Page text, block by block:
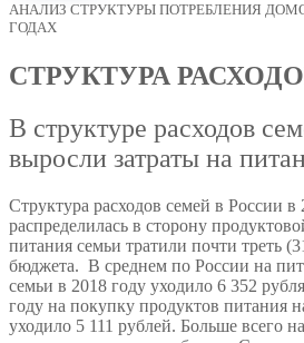
АНАЛИЗ СТРУКТУРЫ ПОТРЕБЛЕНИЯ
ГОДАХ
СТРУКТУРА
В структуре расходов
выросли затраты на
Структура расходов семей в России в
распределилась в сторону
питания семьи тратили почти треть
бюджета. В среднем по России на
семьи в 2018 году уходило 6 352
году на покупку продуктов питания
уходило 5 111 рублей. Больше всего